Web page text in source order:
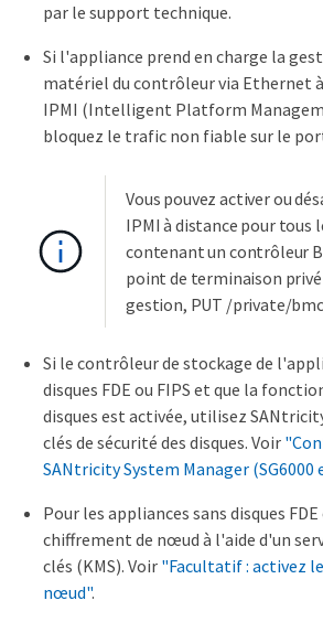
par le support technique.
Si l'appliance prend en charge la
matériel du contrôleur via Ethernet
IPMI (Intelligent Platform
bloquez le trafic non fiable sur le
Vous pouvez activer ou
IPMI à distance pour tous
contenant un contrôleur
point de terminaison privé
gestion, PUT /private/
Si le contrôleur de stockage de
disques FDE ou FIPS et que la
disques est activée, utilisez
clés de sécurité des disques. Voir
SANtricity System Manager (SG6000
Pour les appliances sans disques
chiffrement de nœud à l'aide d'un
clés (KMS). Voir "Facultatif : activez
nœud".